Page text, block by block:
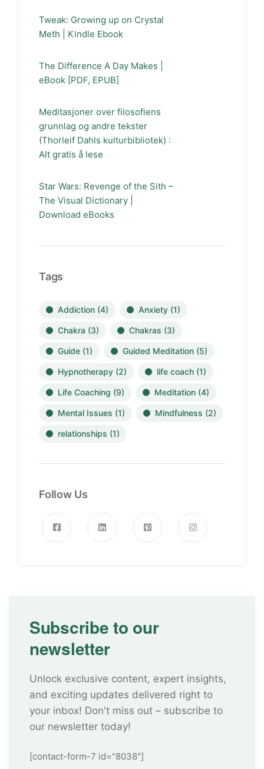
Tweak: Growing up on Crystal
Meth | Kindle Ebook
The Difference A Day Makes |
eBook [PDF, EPUB]
Meditasjoner over filosofiens
grunnlag og andre tekster
(Thorleif Dahls kulturbibliotek) :
Alt gratis å lese
Star Wars: Revenge of the Sith –
The Visual Dictionary |
Download eBooks
Tags
Addiction (4) Anxiety (1)
Chakra (3) Chakras (3)
Guide (1) Guided Meditation (5)
Hypnotherapy (2) life coach (1)
Life Coaching (9) Meditation (4)
Mental Issues (1) Mindfulness (2)
relationships (1)
Follow Us
Subscribe to our
newsletter
Unlock exclusive content, expert insights,
and exciting updates delivered right to
your inbox! Don't miss out – subscribe to
our newsletter today!
[contact-form-7 id="8038"]